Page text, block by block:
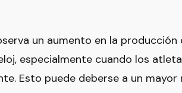
un aumento en la
especialmente cuando los
Esto puede deberse a un